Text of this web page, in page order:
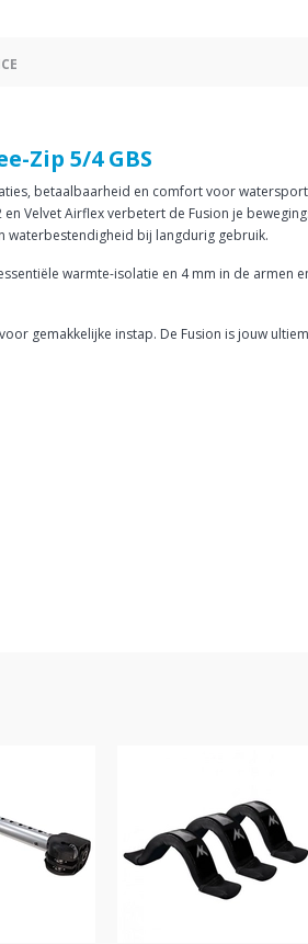
Zip 5/4 GBS
betaalbaarheid en comfort voor
Velvet Airflex verbetert de Fusion je
waterbestendigheid bij langdurig gebruik.
warmte-isolatie en 4 mm in de
gemakkelijke instap. De Fusion is jouw